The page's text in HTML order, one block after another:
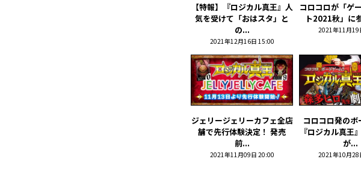
【特報】『ロジカル真王』人
気を受けて「おはスタ」と
の...
2021年12月16日 15:00
コロコロが「ゲ
ト2021秋」に
2021年11月19
ジェリージェリーカフェ全店
舗で先行体験決定！ 発売
前...
2021年11月09日 20:00
コロコロ発のボ
『ロジカル真王
が...
2021年10月28